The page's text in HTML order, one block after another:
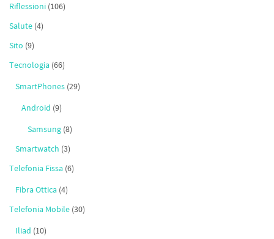
Riflessioni (106)
Salute (4)
Sito (9)
Tecnologia (66)
SmartPhones (29)
Android (9)
Samsung (8)
Smartwatch (3)
Telefonia Fissa (6)
Fibra Ottica (4)
Telefonia Mobile (30)
Iliad (10)